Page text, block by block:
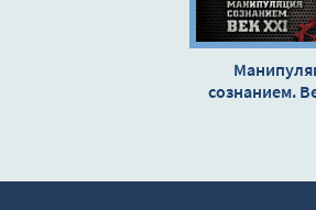
сознанием.